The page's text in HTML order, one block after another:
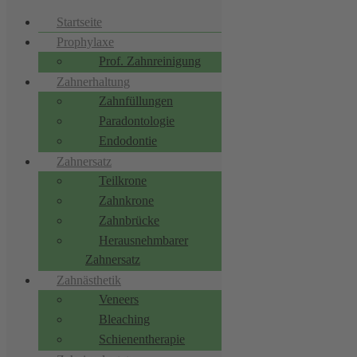
Startseite
Prophylaxe
Prof. Zahnreinigung
Zahnerhaltung
Zahnfüllungen
Paradontologie
Endodontie
Zahnersatz
Teilkrone
Zahnkrone
Zahnbrücke
Herausnehmbarer
Zahnersatz
Zahnästhetik
Veneers
Bleaching
Schienentherapie